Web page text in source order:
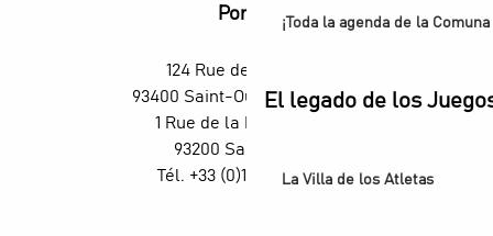
¡Toda la agenda de la
El legado de los
La Villa de los Atletas
Un été aux Labos Éclair
Exposition Ya Rayi ! Une histoire de la musique raï
Festival de Saint-Denis - Exposición: Voces de luz
Portes
124 Rue des Rosiers,
93400 Saint-Ouen-sur-Seine
1 Rue de la République,
93200 Saint-Denis
Tél. +33 (0)1 55 870 870